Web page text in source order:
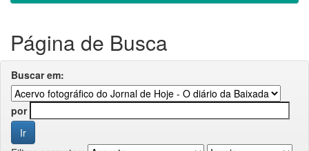
Página de Busca
Buscar em:
por